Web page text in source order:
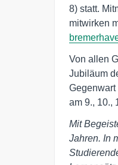
8) statt.
mitwirken
Von allen
Jubiläum
Gegenwart
am 9., 10.,
Mit
Jahren. In